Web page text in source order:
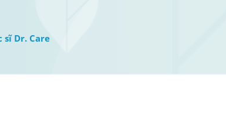
sĩ Dr. Care